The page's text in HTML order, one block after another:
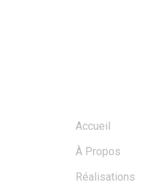
Accueil
À Propos
Réalisations